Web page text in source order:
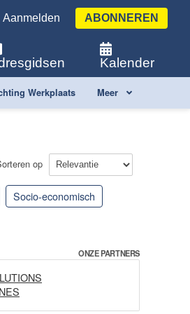
Aanmelden ABONNEREN
Kalender
Werkplaats Meer
op
socio-economisch
ONZE PARTNERS